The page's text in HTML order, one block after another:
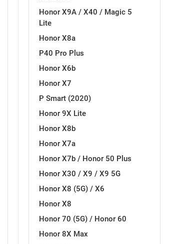
Honor X9A / X40 / Magic 5
Lite
Honor X8a
P40 Pro Plus
Honor X6b
Honor X7
P Smart (2020)
Honor 9X Lite
Honor X8b
Honor X7a
Honor X7b / Honor 50 Plus
Honor X30 / X9 / X9 5G
Honor X8 (5G) / X6
Honor X8
Honor 70 (5G) / Honor 60
Honor 8X Max
Love motivi
Quotes Collection
Zodiac